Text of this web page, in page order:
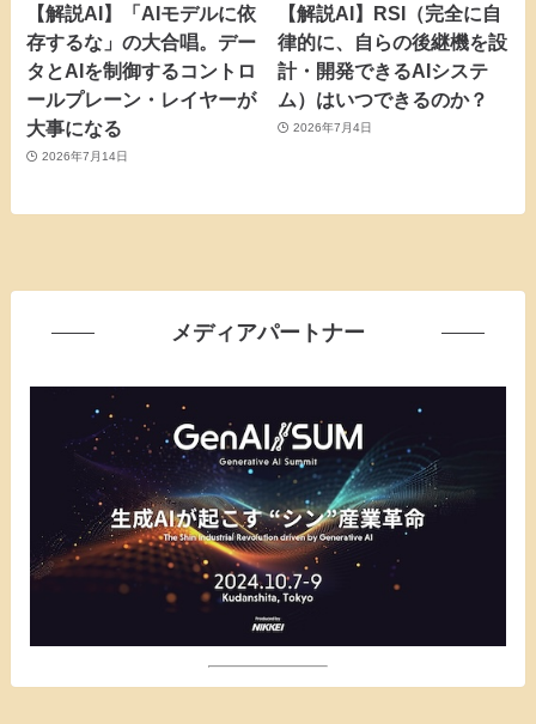
【解説AI】「AIモデルに依
存するな」の大合唱。デー
タとAIを制御するコントロ
ールプレーン・レイヤーが
大事になる
2026年7月14日
【解説AI】RSI（完全に自
律的に、自らの後継機を設
計・開発できるAIシステ
ム）はいつできるのか？
2026年7月4日
メディアパートナー